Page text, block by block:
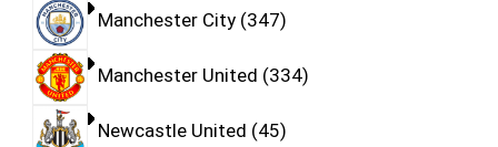
Manchester City 347
Manchester United 334
Newcastle United 45